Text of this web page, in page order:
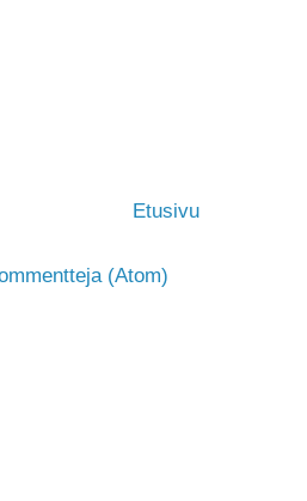
Etusivu
(Atom)